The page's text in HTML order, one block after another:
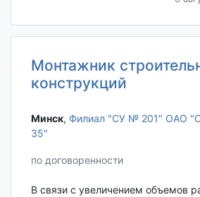
Монтажник
конструкций
Минск‎, Филиал "СУ № 201" ОАО
35"
по договоренности
В связи с увеличением объемов